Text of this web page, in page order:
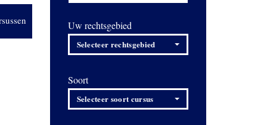
Uw rechtsgebied
Selecteer rechtsgebied
Soort
Selecteer soort cursus